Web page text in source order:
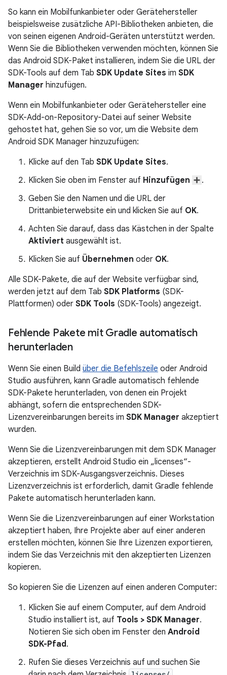
So kann ein Mobilfunkanbieter oder Gerätehersteller
beispielsweise zusätzliche API-Bibliotheken anbieten, die
von seinen eigenen Android-Geräten unterstützt werden.
Wenn Sie die Bibliotheken verwenden möchten, können Sie
das Android SDK-Paket installieren, indem Sie die URL der
SDK-Tools auf dem Tab SDK Update Sites im SDK
Manager hinzufügen.
Wenn ein Mobilfunkanbieter oder Gerätehersteller eine
SDK-Add-on-Repository-Datei auf seiner Website
gehostet hat, gehen Sie so vor, um die Website dem
Android SDK Manager hinzuzufügen:
Klicke auf den Tab SDK Update Sites.
Klicken Sie oben im Fenster auf Hinzufügen
.
Geben Sie den Namen und die URL der
Drittanbieterwebsite ein und klicken Sie auf OK.
Achten Sie darauf, dass das Kästchen in der Spalte
Aktiviert ausgewählt ist.
Klicken Sie auf Übernehmen oder OK.
Alle SDK-Pakete, die auf der Website verfügbar sind,
werden jetzt auf dem Tab SDK Platforms (SDK-
Plattformen) oder SDK Tools (SDK-Tools) angezeigt.
Fehlende Pakete mit Gradle automatisch
herunterladen
Wenn Sie einen Build über die Befehlszeile oder Android
Studio ausführen, kann Gradle automatisch fehlende
SDK-Pakete herunterladen, von denen ein Projekt
abhängt, sofern die entsprechenden SDK-
Lizenzvereinbarungen bereits im SDK Manager akzeptiert
wurden.
Wenn Sie die Lizenzvereinbarungen mit dem SDK Manager
akzeptieren, erstellt Android Studio ein „licenses“-
Verzeichnis im SDK-Ausgangsverzeichnis. Dieses
Lizenzverzeichnis ist erforderlich, damit Gradle fehlende
Pakete automatisch herunterladen kann.
Wenn Sie die Lizenzvereinbarungen auf einer Workstation
akzeptiert haben, Ihre Projekte aber auf einer anderen
erstellen möchten, können Sie Ihre Lizenzen exportieren,
indem Sie das Verzeichnis mit den akzeptierten Lizenzen
kopieren.
So kopieren Sie die Lizenzen auf einen anderen Computer:
Klicken Sie auf einem Computer, auf dem Android
Studio installiert ist, auf Tools > SDK Manager.
Notieren Sie sich oben im Fenster den Android
SDK-Pfad.
Rufen Sie dieses Verzeichnis auf und suchen Sie